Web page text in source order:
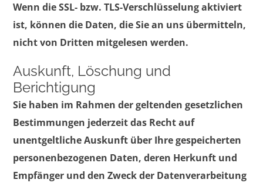
Wenn die SSL- bzw. TLS-Verschlüsselung aktiviert
ist, können die Daten, die Sie an uns übermitteln,
nicht von Dritten mitgelesen werden.
Auskunft, Löschung und
Berichtigung
Sie haben im Rahmen der geltenden gesetzlichen
Bestimmungen jederzeit das Recht auf
unentgeltliche Auskunft über Ihre gespeicherten
personenbezogenen Daten, deren Herkunft und
Empfänger und den Zweck der Datenverarbeitung